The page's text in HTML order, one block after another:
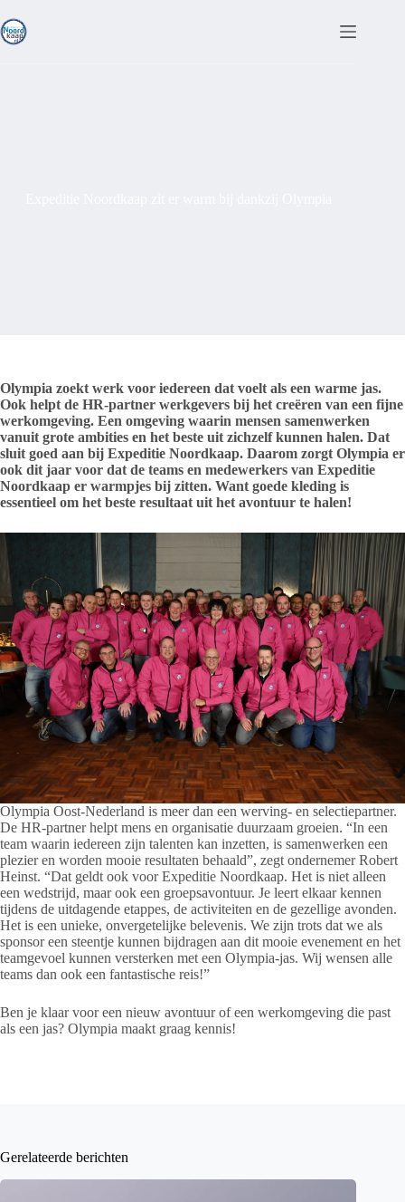
naar
de
Olympia zoekt werk voor iedereen dat voelt als een warme jas.
Ook helpt de HR-partner werkgevers bij het creëren van een fijne
werkomgeving. Een omgeving waarin mensen samenwerken
vanuit grote ambities en het beste uit zichzelf kunnen halen. Dat
sluit goed aan bij Expeditie Noordkaap. Daarom zorgt Olympia er
ook dit jaar voor dat de teams en medewerkers van Expeditie
Noordkaap er warmpjes bij zitten. Want goede kleding is
essentieel om het beste resultaat uit het avontuur te halen!
Olympia Oost-Nederland is meer dan een werving- en selectiepartner.
De HR-partner helpt mens en organisatie duurzaam groeien. “In een
team waarin iedereen zijn talenten kan inzetten, is samenwerken een
plezier en worden mooie resultaten behaald”, zegt ondernemer Robert
Heinst. “Dat geldt ook voor Expeditie Noordkaap. Het is niet alleen
een wedstrijd, maar ook een groepsavontuur. Je leert elkaar kennen
tijdens de uitdagende etappes, de activiteiten en de gezellige avonden.
Het is een unieke, onvergetelijke belevenis. We zijn trots dat we als
sponsor een steentje kunnen bijdragen aan dit mooie evenement en het
teamgevoel kunnen versterken met een Olympia-jas. Wij wensen alle
teams dan ook een fantastische reis!”
Ben je klaar voor een nieuw avontuur of een werkomgeving die past
als een jas? Olympia maakt graag kennis!
Gerelateerde berichten